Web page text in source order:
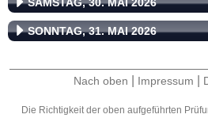
SONNTAG, 31. MAI 2026
Nach oben Impressum
Die Richtigkeit der oben aufgeführten